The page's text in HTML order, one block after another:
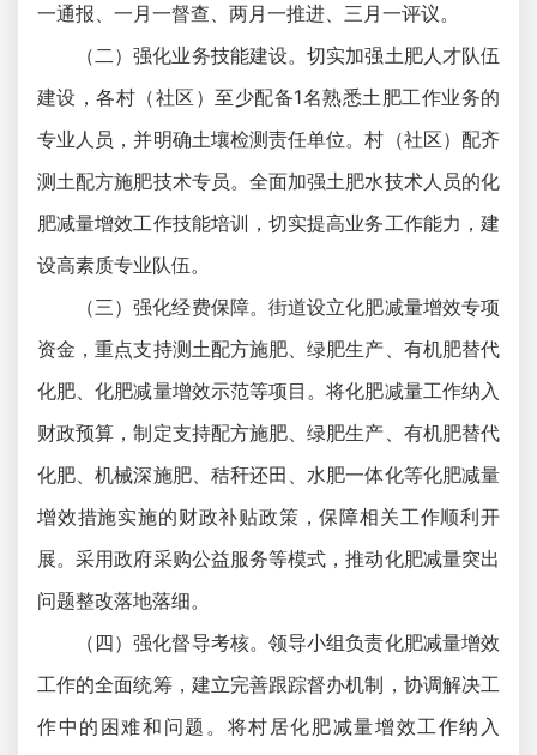
一通报、一月一督查、两月一推进、三月一评议。
（二）强化业务技能建设。切实加强土肥人才队伍
建设，各村（社区）至少配备1名熟悉土肥工作业务的
专业人员，并明确土壤检测责任单位。村（社区）配齐
测土配方施肥技术专员。全面加强土肥水技术人员的化
肥减量增效工作技能培训，切实提高业务工作能力，建
设高素质专业队伍。
（三）强化经费保障。街道设立化肥减量增效专项
资金，重点支持测土配方施肥、绿肥生产、有机肥替代
化肥、化肥减量增效示范等项目。将化肥减量工作纳入
财政预算，制定支持配方施肥、绿肥生产、有机肥替代
化肥、机械深施肥、秸秆还田、水肥一体化等化肥减量
增效措施实施的财政补贴政策，保障相关工作顺利开
展。采用政府采购公益服务等模式，推动化肥减量突出
问题整改落地落细。
（四）强化督导考核。领导小组负责化肥减量增效
工作的全面统筹，建立完善跟踪督办机制，协调解决工
作中的困难和问题。将村居化肥减量增效工作纳入